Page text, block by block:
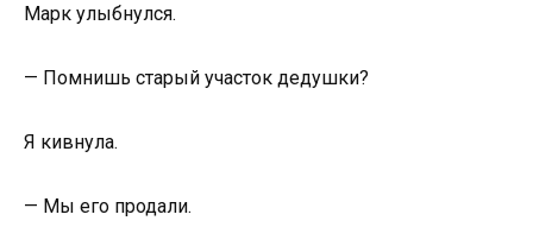
Марк улыбнулся.
— Помнишь старый участок дедушки?
Я кивнула.
— Мы его продали.